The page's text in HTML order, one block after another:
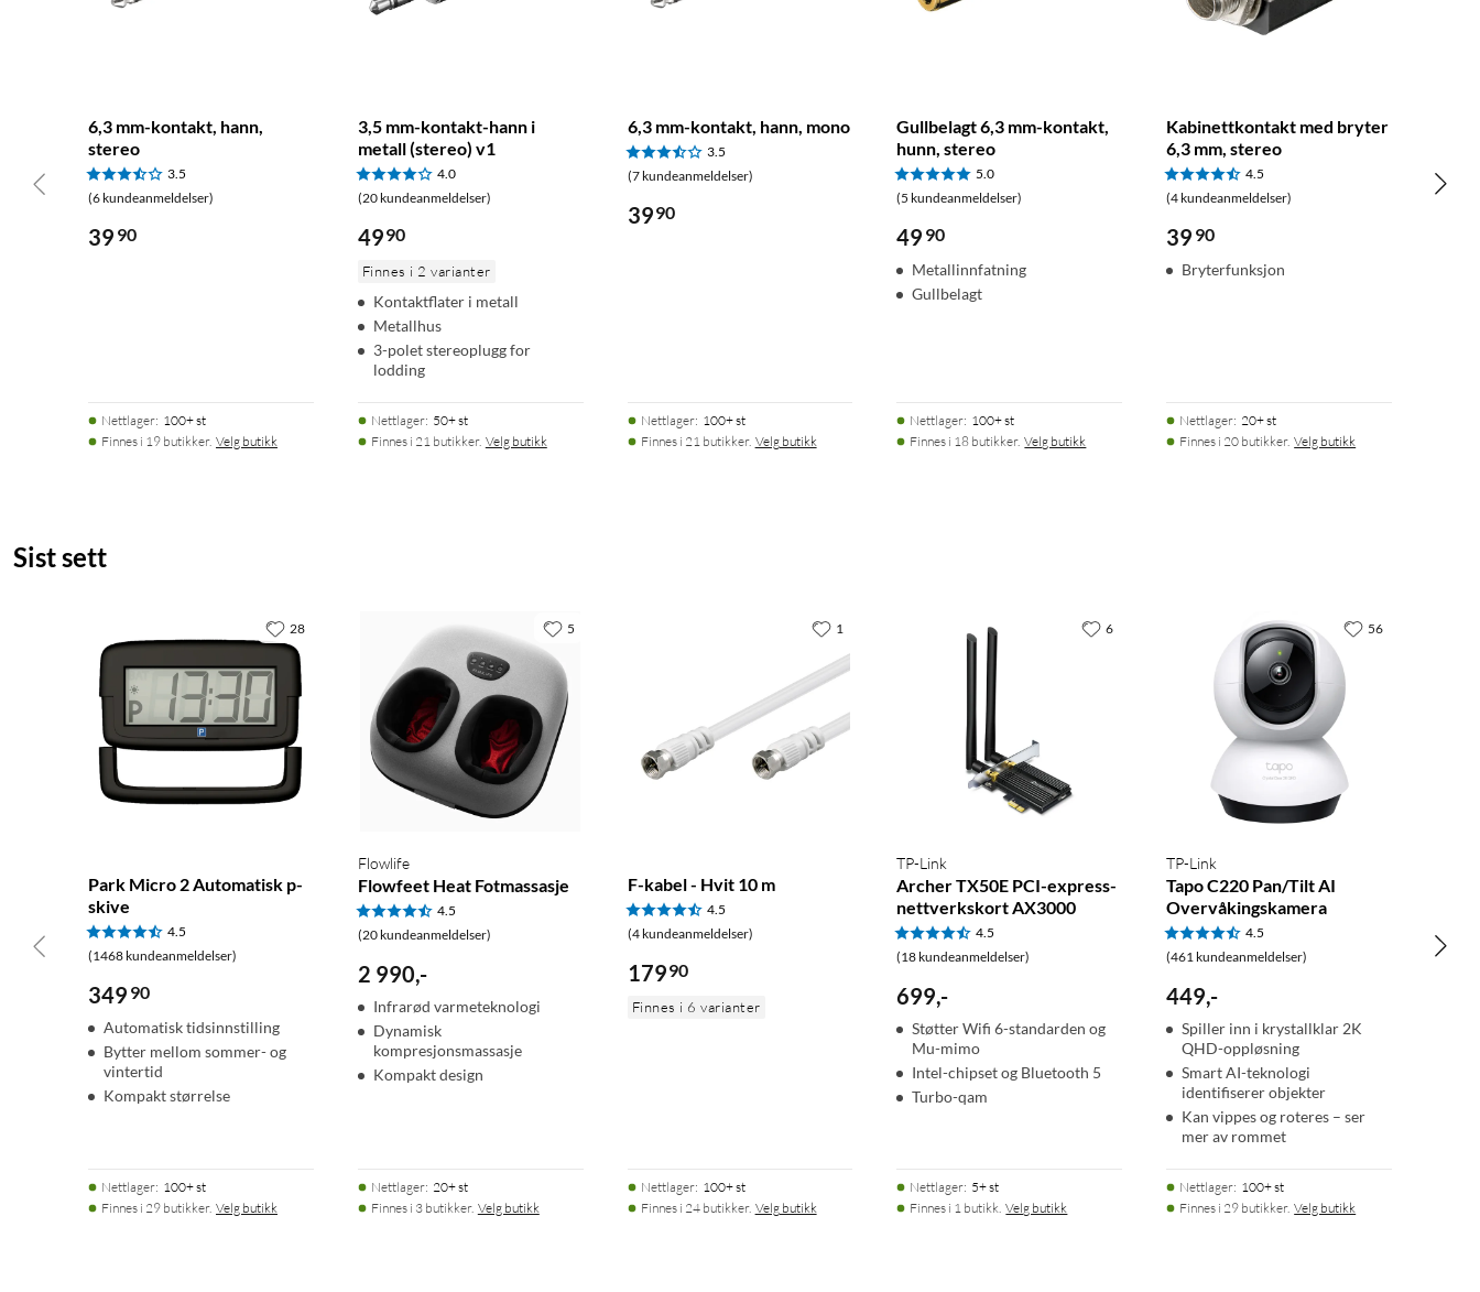
6,3 mm-kontakt, hann,
stereo
3.5
(6 kundeanmeldelser)
39 90
Nettlager: 100+ st
Finnes i 19 butikker. Velg butikk
3,5 mm-kontakt-hann i
metall (stereo) v1
4.0
(20 kundeanmeldelser)
4990
Finnes i 2 varianter
Kontaktflater i metall
Metallhus
3-polet stereoplugg for
lodding
Nettlager: 50+ st
Finnes i 21 butikker. Velg butikk
6,3 mm-kontakt, hann, mono
3.5
(7 kundeanmeldelser)
3990
Nettlager: 100+ st
Finnes i 21 butikker. Velg butikk
Gullbelagt 6,3 mm-kontakt,
hunn, stereo
5.0
(5 kundeanmeldelser)
49 90
Metallinnfatning
Gullbelagt
Nettlager: 100+ st
Finnes i 18 butikker. Velg butikk
Kabinettkontakt med bryter
6,3 mm, stereo
4.5
(4 kundeanmeldelser)
39 90
Bryterfunksjon
Nettlager: 20+ st
Finnes i 20 butikker. Velg butikk
Sist sett
Park Micro 2 Automatisk p-
skive
4.5
(1468 kundeanmeldelser)
349 90
Automatisk tidsinnstilling
Bytter mellom sommer- og
vintertid
Kompakt størrelse
Nettlager: 100+ st
Finnes i 29 butikker. Velg butikk
28
Flowlife
Flowfeet Heat Fotmassasje
4.5
(20 kundeanmeldelser)
2 990,-
Infrarød varmeteknologi
Dynamisk
kompresjonsmassasje
Kompakt design
Nettlager: 20+ st
Finnes i 3 butikker. Velg butikk
5
F-kabel - Hvit 10 m
4.5
(4 kundeanmeldelser)
17990
Finnes i 6 varianter
Nettlager: 100+ st
Finnes i 24 butikker. Velg butikk
1
TP-Link
Archer TX50E PCI-express-
nettverkskort AX3000
4.5
(18 kundeanmeldelser)
699,-
Støtter Wifi 6-standarden og
Mu-mimo
Intel-chipset og Bluetooth 5
Turbo-qam
Nettlager: 5+ st
Finnes i 1 butikk. Velg butikk
6
TP-Link
Tapo C220 Pan/Tilt AI
Overvåkingskamera
4.5
(461 kundeanmeldelser)
449,-
Spiller inn i krystallklar 2K
QHD-oppløsning
Smart AI-teknologi
identifiserer objekter
Kan vippes og roteres – ser
mer av rommet
Nettlager: 100+ st
Finnes i 29 butikker. Velg butikk
56